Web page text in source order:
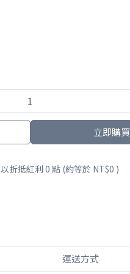
立即購買
折抵紅利 0 點 (約等於 NT$0 )
運送方式